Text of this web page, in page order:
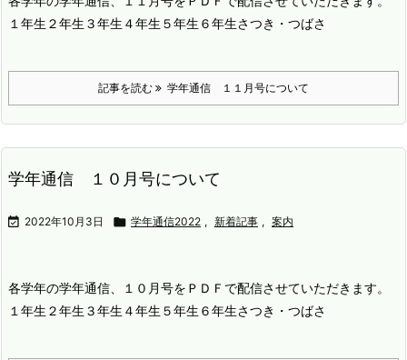
１年生 ２年生 ３年生 ４年生 ５年生 ６年生さつき・つばさ
記事を読む 学年通信 １１月号について
学年通信 １０月号について
 2022年10月3日  学年通信2022 , 新着記事 , 案内
各学年の学年通信、１０月号をＰＤＦで配信させていただきます。
１年生 ２年生 ３年生 ４年生 ５年生 ６年生さつき・つばさ